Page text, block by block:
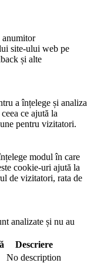
site-ului web pe
și alte
a înțelege și analiza
ce ajută la
pentru vizitatori.
modul în care
cookie-uri ajută la
de vizitatori, rata de
analizate și nu au
Descriere
No description